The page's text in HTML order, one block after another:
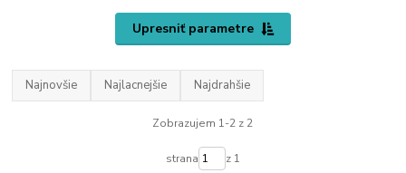
Upresniť parametre
Najnovšie Najlacnejšie Najdrahšie
Zobrazujem 1-2 z 2
strana z 1